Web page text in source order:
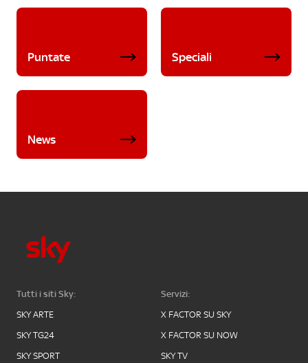
Puntate Speciali
News
Tutti i siti Sky:
SKY ARTE
SKY TG24
SKY SPORT
Servizi:
X FACTOR SU SKY
X FACTOR SU NOW
SKY TV